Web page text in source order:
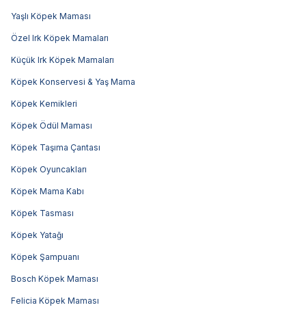
Yaşlı Köpek Maması
Özel Irk Köpek Mamaları
Küçük Irk Köpek Mamaları
Köpek Konservesi & Yaş Mama
Köpek Kemikleri
Köpek Ödül Maması
Köpek Taşıma Çantası
Köpek Oyuncakları
Köpek Mama Kabı
Köpek Tasması
Köpek Yatağı
Köpek Şampuanı
Bosch Köpek Maması
Felicia Köpek Maması